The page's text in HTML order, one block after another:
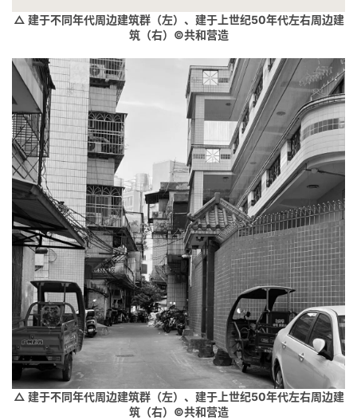
△ 建于不同年代周边建筑群（左）、建于上世纪50年代左右周边建
筑（右）©共和营造
△ 建于不同年代周边建筑群（左）、建于上世纪50年代左右周边建
筑（右）©共和营造